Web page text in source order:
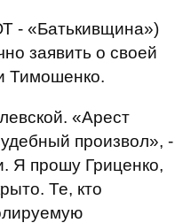
- «Батькивщина»)
заявить о своей
Тимошенко.
«Арест
произвол», -
Я прошу Гриценко,
Те, кто